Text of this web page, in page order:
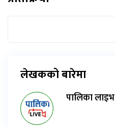
लेखकको बारेमा
पालिका लाइभ